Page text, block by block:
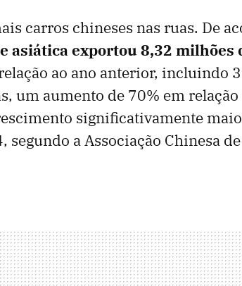
carros chineses nas ruas. De
asiática exportou 8,32 milhões
ao ano anterior, incluindo
um aumento de 70% em relação
significativamente
segundo a Associação Chinesa